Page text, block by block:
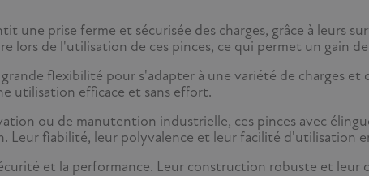
une prise ferme et sécurisée des charges, grâce à leurs
lors de l'utilisation de ces pinces, ce qui permet un gain
flexibilité pour s'adapter à une variété de charges
utilisation efficace et sans effort.
ou de manutention industrielle, ces pinces avec
Leur fiabilité, leur polyvalence et leur facilité d'utilisation
et la performance. Leur construction robuste et